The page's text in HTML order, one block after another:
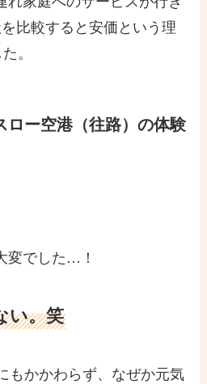
比較すると安価という理
。
ロー空港（往路）の体験
変でした…！
い。笑
もかかわらず、なぜか元気